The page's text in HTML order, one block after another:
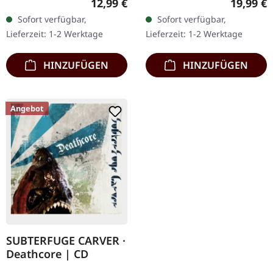
Jewelcase. Heavy wie
Hölle und dennoch
abwechslungsreich. Das
neue Album…
Sofort verfügbar,
Lieferzeit: 1-2 Werktage
HINZUFÜGEN
Schwarzes Vinyl im
Gatefold-Cover. Limitiert
auf 200 Exemplare. · 180g
Vinyl…
Sofort verfügbar,
Lieferzeit: 1-2 Werktage
HINZUFÜGEN
Angebot
SUBTERFUGE CARVER ·
Deathcore | CD